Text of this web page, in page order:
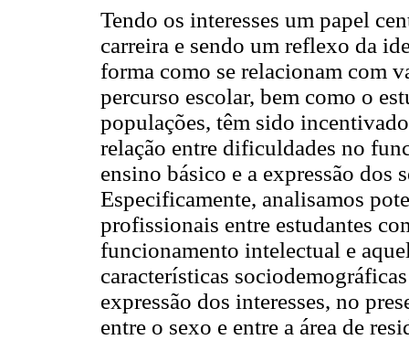
Tendo os interesses um papel
carreira e sendo um reflexo da
forma como se relacionam com
percurso escolar, bem como o
populações, têm sido
relação entre dificuldades no
ensino básico e a expressão dos
Especificamente, analisamos
profissionais entre estudantes
funcionamento intelectual e
características
expressão dos interesses, no
entre o sexo e entre a área de